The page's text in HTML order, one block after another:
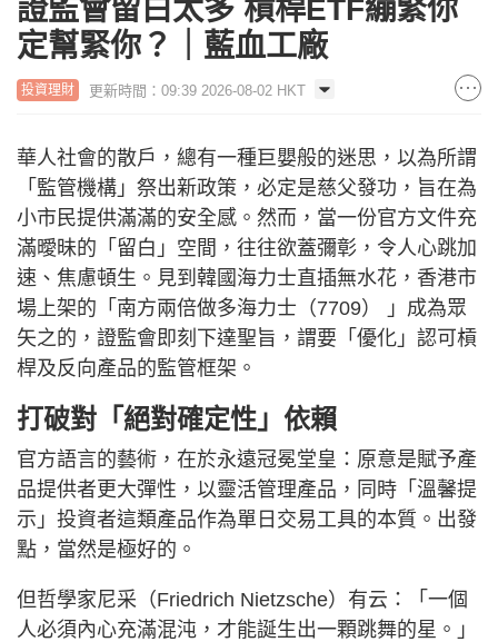
證監會留白太多 槓桿ETF繃緊你
定幫緊你？｜藍血工廠
投資理財 更新時間：09:39 2026-08-02 HKT
華人社會的散戶，總有一種巨嬰般的迷思，以為所謂
「監管機構」祭出新政策，必定是慈父發功，旨在為
小市民提供滿滿的安全感。然而，當一份官方文件充
滿曖昧的「留白」空間，往往欲蓋彌彰，令人心跳加
速、焦慮頓生。見到韓國海力士直插無水花，香港市
場上架的「南方兩倍做多海力士（7709） 」成為眾
矢之的，證監會即刻下達聖旨，謂要「優化」認可槓
桿及反向產品的監管框架。
打破對「絕對確定性」依賴
官方語言的藝術，在於永遠冠冕堂皇：原意是賦予產
品提供者更大彈性，以靈活管理產品，同時「溫馨提
示」投資者這類產品作為單日交易工具的本質。出發
點，當然是極好的。
但哲學家尼采（Friedrich Nietzsche）有云：「一個
人必須內心充滿混沌，才能誕生出一顆跳舞的星。」